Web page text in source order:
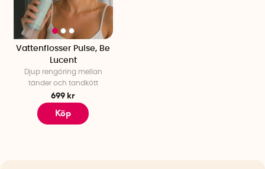
Vattenflosser Pulse, Be
Lucent
Djup rengöring mellan
tänder och tandkött
699 kr
Köp